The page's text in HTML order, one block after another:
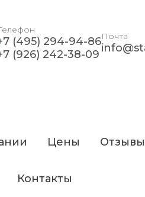
(495) 294-94-86
(926) 242-38-09
Почта
Цены Отзывы
Контакты